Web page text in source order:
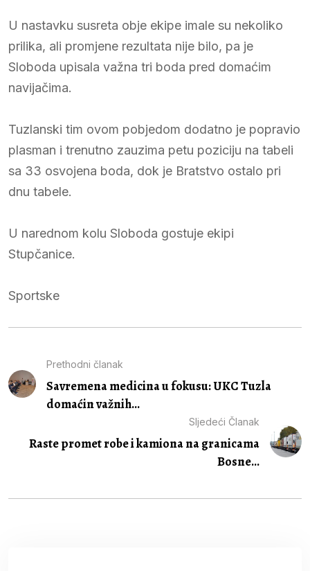
U nastavku susreta obje ekipe imale su nekoliko
prilika, ali promjene rezultata nije bilo, pa je
Sloboda upisala važna tri boda pred domaćim
navijačima.
Tuzlanski tim ovom pobjedom dodatno je popravio
plasman i trenutno zauzima petu poziciju na tabeli
sa 33 osvojena boda, dok je Bratstvo ostalo pri
dnu tabele.
U narednom kolu Sloboda gostuje ekipi
Stupčanice.
Sportske
Prethodni članak
Savremena medicina u fokusu: UKC Tuzla
domaćin važnih...
Sljedeći Članak
Raste promet robe i kamiona na granicama
Bosne...